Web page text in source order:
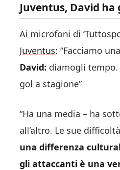
Juventus, David
Ai microfoni di
Juventus: “Facciamo
David: diamogli tempo.
gol a stagione”
“Ha una media – ha
all’altro. Le sue
una differenza
gli attaccanti è una